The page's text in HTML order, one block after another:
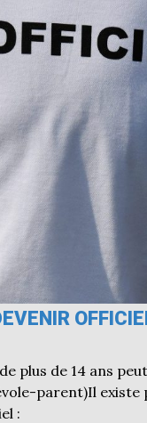
plus de 14 ans
parent)Il existe
: